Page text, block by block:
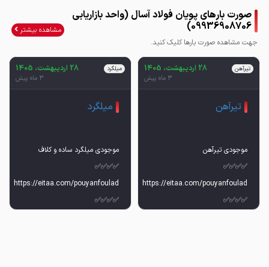
صورت بارهای پویان فولاد آسال (واحد بازاریابی
09936908706)
جهت مشاهده صورت بارها کلیک کنید.
مشاهده بیشتر
تیرآهن 28 اردیبهشت، 1405
3 ماه پیش
تیرآهن
میلگرد 28 اردیبهشت، 1405
3 ماه پیش
میلگرد